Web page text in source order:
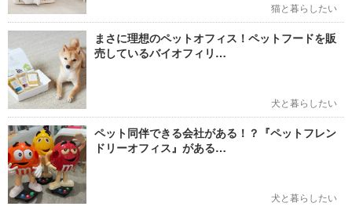
猫と暮らしたい
まさに理想のペットオフィス！ペットフードを販
売しているバイオフィリ…
犬と暮らしたい
ペット同伴できる会社がある！？『ペットフレン
ドリーオフィス』がある…
犬と暮らしたい